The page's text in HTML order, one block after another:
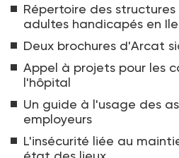
Répertoire des
adultes handicapés en
Deux brochures d'Arcat
Appel à projets pour les
l'hôpital
Un guide à l'usage des
employeurs
L'insécurité liée au